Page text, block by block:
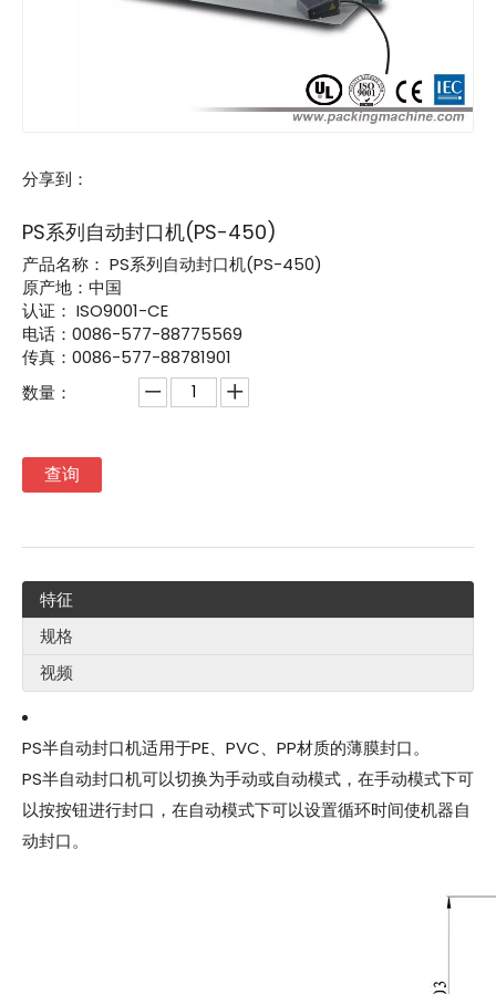
分享到：
PS系列自动封口机(PS-450)
产品名称： PS系列自动封口机(PS-450)
原产地：中国
认证： ISO9001-CE
电话：0086-577-88775569
传真：0086-577-88781901
数量：
查询
特征
规格
视频
PS半自动封口机适用于PE、PVC、PP材质的薄膜封口。
PS半自动封口机可以切换为手动或自动模式，在手动模式下可
以按按钮进行封口，在自动模式下可以设置循环时间使机器自
动封口。